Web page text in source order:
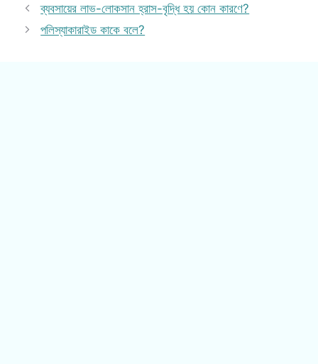
ব্যবসায়ের লাভ-লোকসান হ্রাস-বৃদ্ধি হয় কোন কারণে?
পলিস্যাকারাইড কাকে বলে?